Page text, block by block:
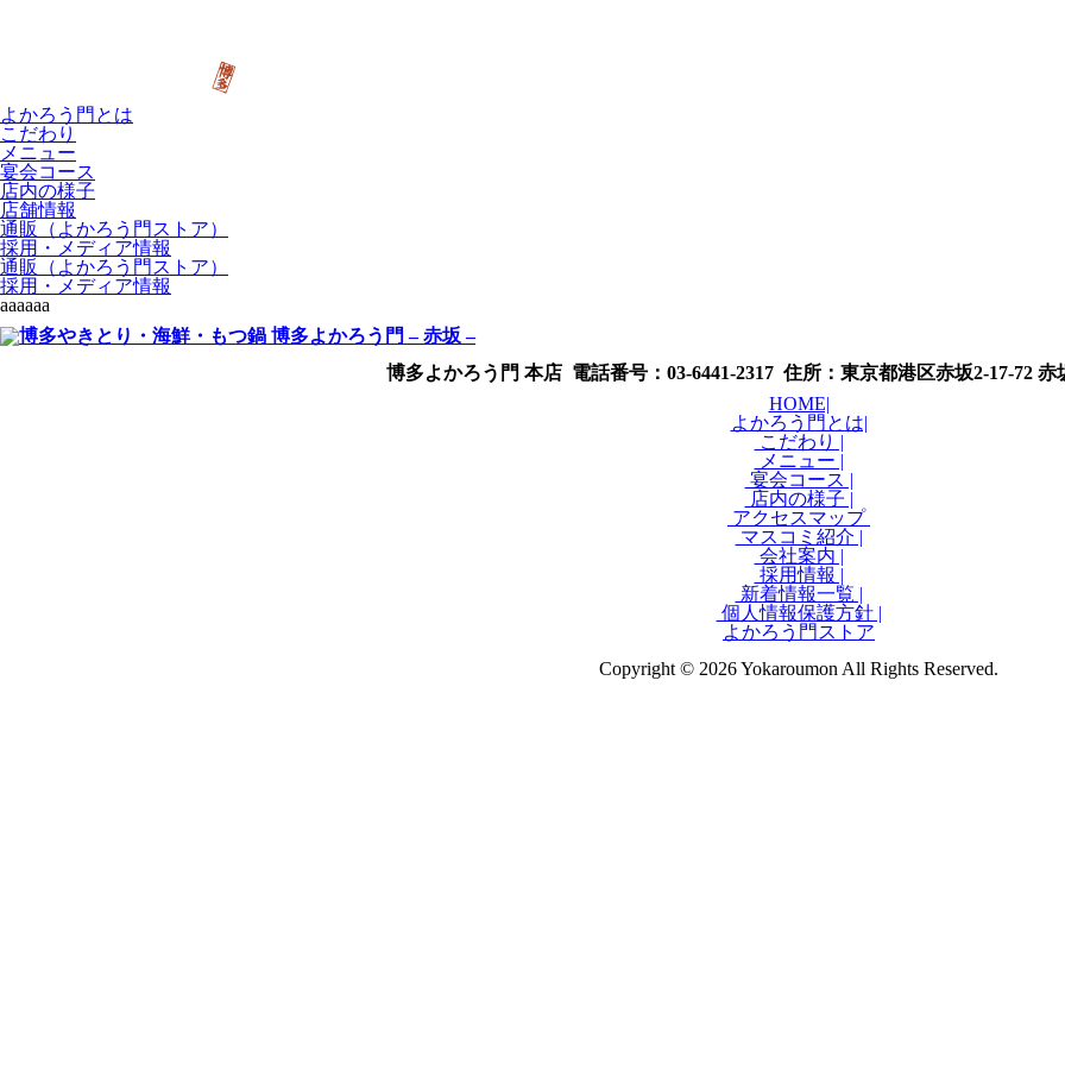
よかろう門とは
こだわり
メニュー
宴会コース
店内の様子
店舗情報
通販（よかろう門ストア）
採用・メディア情報
通販（よかろう門ストア）
採用・メディア情報
aaaaaa
博多よかろう門 本店 電話番号：03-6441-2317 住所：東京都港区赤坂2-17-72 赤
HOME|
よかろう門とは|
こだわり |
メニュー |
宴会コース |
店内の様子 |
アクセスマップ
マスコミ紹介 |
会社案内 |
採用情報 |
新着情報一覧 |
個人情報保護方針 |
よかろう門ストア
Copyright © 2026 Yokaroumon All Rights Reserved.